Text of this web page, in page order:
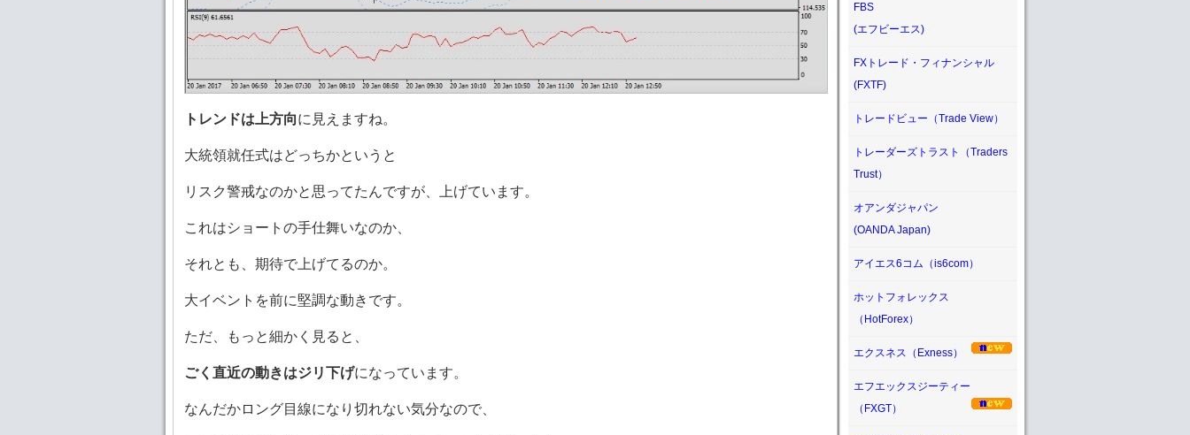
トレンドは上方向に見えますね。
大統領就任式はどっちかというと
リスク警戒なのかと思ってたんですが、上げています。
これはショートの手仕舞いなのか、
それとも、期待で上げてるのか。
大イベントを前に堅調な動きです。
ただ、もっと細かく見ると、
ごく直近の動きはジリ下げになっています。
なんだかロング目線になり切れない気分なので、
FBS
(エフビーエス)
FXトレード・フィナンシャル
(FXTF)
トレードビュー（Trade View）
トレーダーズトラスト（Traders
Trust）
オアンダジャパン
(OANDA Japan)
アイエス6コム（is6com）
ホットフォレックス
（HotForex）
エクスネス（Exness）
エフエックスジーティー
（FXGT）